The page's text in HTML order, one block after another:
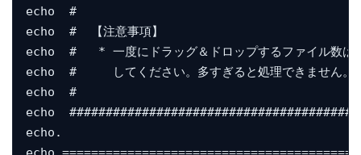
echo  #
echo  #  【注意事項】
echo  #   * 一度にドラッグ＆ドロップするファイル
echo  #     してください。多すぎると処理で
echo  #
echo
echo.